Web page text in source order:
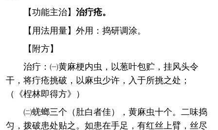
【功能主治】 治疔疮。
【用法用量】外用：捣研调涂。
【附方】
治疔：㈠黄麻梗内虫，以葱叶包贮，挂风头令
干，将疔疮挑破，以麻虫少许，入于所挑之处；
（《桯林即得方》）
㈡蜣螂三个（肚白者佳），黄麻虫十个。二味捣
匀，拨破患处贴之。如患在手足，有红丝上臂，丝尽